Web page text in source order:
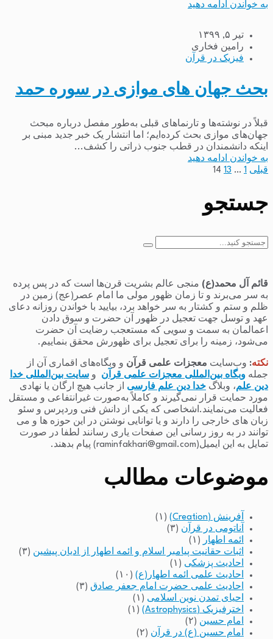
به خواندن ادامه دهید
تیر ۵, ۱۳۹۹
رامین فخاری
فیزیک در قرآن
بحث جهان های موازی در سوره حمد
قبلاً در نوشته‌ها و تارنماهای قبلی به‌طور مفصل درباره مبحث
جهان‌های موازی بحث کرده‌ایم؛ اما انتشار یک خبر جدید مبنی بر
اینکه دانشمندان در قطب جنوب ذراتی را کشف...
به خواندن ادامه دهید
صفحه‌بندی
نوشته‌ها
قبلی 1
…
13
14
جستجو
جستجو
قائم آل محمد(ع) منجی عالم بشریت قرن‌ها است که در پس پرده
به سر می‌برند و تا زمان ظهور مولی ما امام عصر(عج) زمین در
ظلم و ستم و کشتار به سر خواهد برد، بیایید با خواندن روزانه دعای
عهد و توسل جهت تعجیل در ظهور آن حضرت و سوق دادن
اعمالمان به سمت و سویی که مستعجب رضایت آن حضرت
می‌شود، زمینه را برای تعجیل برای ظهورش محقق بنماییم.
نکته: وب‌سایت معجزات علمی قرآن و وبگاه‌های اقماری آن از
جمله وبگاه بین‌المللی معجزات علمی قرآن و سایت بین‌المللی خدا
دین علم، وبلاگ خدا دین علم فارسی از جانب هیچ ارگان یا نهادی
مورد حمایت قرار نمی‌گیرند و کاملاً به‌صورت غیرانتفاعی و مستقل
فعالیت می‌نمایند.اشخاصی که یکی از دانش فنی وردپرس و سئو
زبان های خارجی را دارند و یا توانایی نوشتن در این حوزه ها و می
توانند در به روز رسانی این صفحات یاری رسانند لطفا در صورت
تمایل به این ایمیل(raminfakhari@gmail.com) پیام بدهند.
موضوعات مطالب
آفرینش (Creation)
(۱)
آناتومی در قرآن (۳)
ائمه اطهار
(۱)
اثبات حقانیت پیامبر اسلام و ائمه اطهار از ادیان پیشین (۳)
احادیث پزشکی (۱)
احادیث علمی ائمه اطهار(ع) (۱۰)
احادیث علمی حضرت امام جعفر صادق (۳)
احیای تمدن نوین اسلامی (۱)
اخترفیزیک (Astrophysics)
(۱)
امام حسین (۲)
امام حسین (ع) در قرآن (۲)